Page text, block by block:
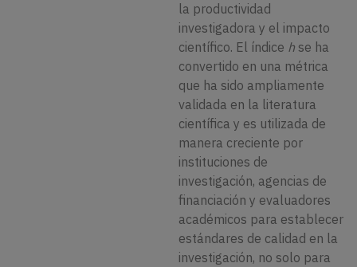
la productividad
investigadora y el impacto
científico. El índice h se ha
convertido en una métrica
que ha sido ampliamente
validada en la literatura
científica y es utilizada de
manera creciente por
instituciones de
investigación, agencias de
financiación y evaluadores
académicos para establecer
estándares de calidad en la
investigación, no solo para